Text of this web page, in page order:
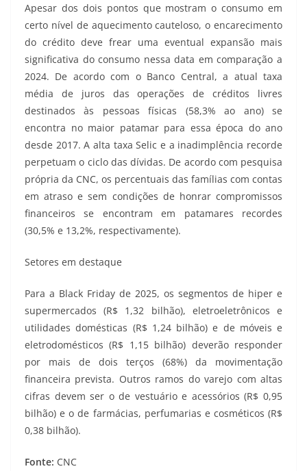
Apesar dos dois pontos que mostram o consumo em
certo nível de aquecimento cauteloso, o encarecimento
do crédito deve frear uma eventual expansão mais
significativa do consumo nessa data em comparação a
2024. De acordo com o Banco Central, a atual taxa
média de juros das operações de créditos livres
destinados às pessoas físicas (58,3% ao ano) se
encontra no maior patamar para essa época do ano
desde 2017. A alta taxa Selic e a inadimplência recorde
perpetuam o ciclo das dívidas. De acordo com pesquisa
própria da CNC, os percentuais das famílias com contas
em atraso e sem condições de honrar compromissos
financeiros se encontram em patamares recordes
(30,5% e 13,2%, respectivamente).
Setores em destaque
Para a Black Friday de 2025, os segmentos de hiper e
supermercados (R$ 1,32 bilhão), eletroeletrônicos e
utilidades domésticas (R$ 1,24 bilhão) e de móveis e
eletrodomésticos (R$ 1,15 bilhão) deverão responder
por mais de dois terços (68%) da movimentação
financeira prevista. Outros ramos do varejo com altas
cifras devem ser o de vestuário e acessórios (R$ 0,95
bilhão) e o de farmácias, perfumarias e cosméticos (R$
0,38 bilhão).
Fonte: CNC